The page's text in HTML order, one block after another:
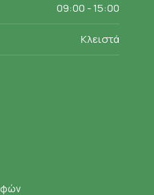
09:00 - 15:00
Κλειστά